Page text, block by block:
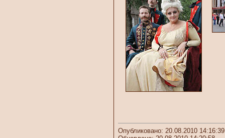
Опубликовано: 20.08.2010 14:16:39